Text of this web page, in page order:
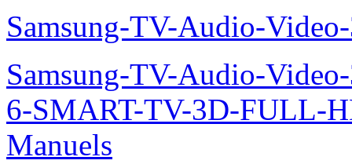
Samsung-TV-Audio-
Samsung-TV-Audio-
6-SMART-TV-3D-FULL-
Manuels